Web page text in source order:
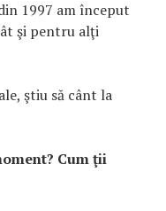
1997 am început
şi pentru alţi
ştiu să cânt la
Cum ţii